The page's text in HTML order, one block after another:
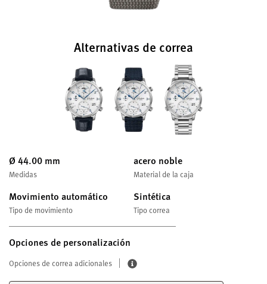
Alternativas de correa
Ø 44.00 mm
Medidas
acero noble
Material de la caja
Movimiento automático
Tipo de movimiento
Sintética
Tipo correa
Opciones de personalización
Opciones de correa adicionales